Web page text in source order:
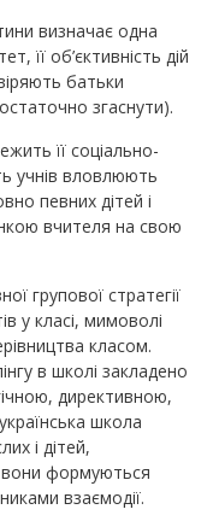
визначає одна
її об’єктивність дій
батьки
згаснути).
її соціально-
учнів вловлюють
певних дітей і
вчителя на свою
групової стратегії
у класі, мимоволі
класом.
в школі закладено
директивною,
школа
і дітей,
вони формуються
взаємодії.